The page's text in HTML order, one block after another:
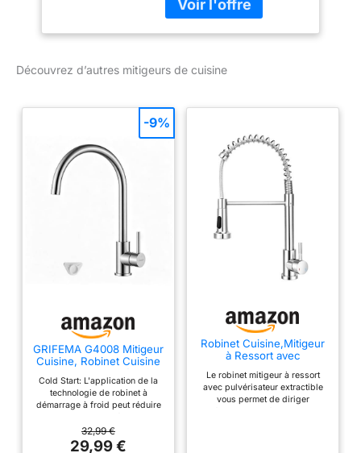
Douchette extractible (2
Découvrez d’autres mitigeurs de cuisine
GRIFEMA G4008 Mitigeur
Cuisine, Robinet Cuisine
Cold Start: L'application de la
technologie de robinet à
démarrage à froid peut réduire
votre équipement de plomberie
domestique jusqu'à 10%
32,99 €
29,99 €
-9%
Robinet Cuisine,Mitigeur
à Ressort avec
Robinetterie Robuste 2
Modes,Monocommande
Eau Chaude & Froide,
Le robinet mitigeur à ressort
avec pulvérisateur extractible
vous permet de diriger